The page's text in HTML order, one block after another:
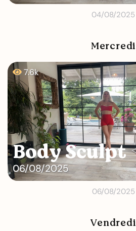
04/08/2025
Mercredi
Body Sculpt
06/08/2025
7.6k
06/08/2025
Vendredi